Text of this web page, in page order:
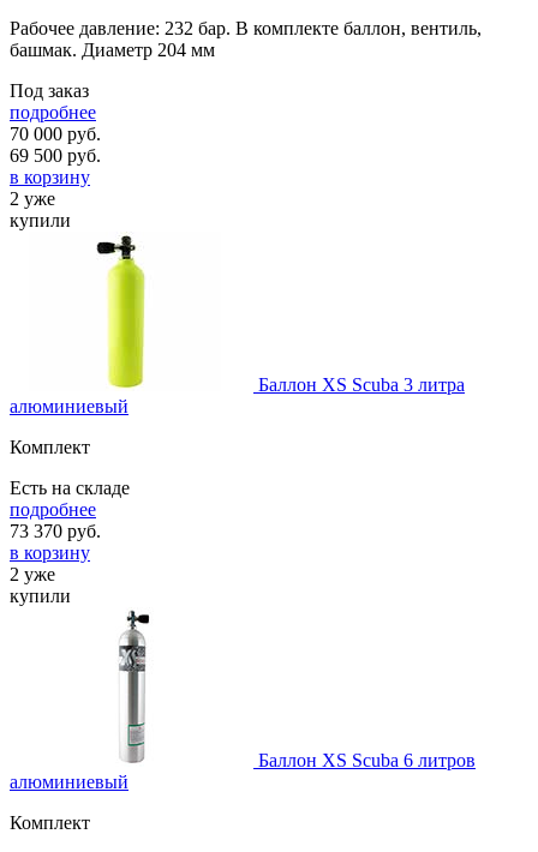
Рабочее давление: 232 бар. В комплекте баллон, вентиль,
башмак. Диаметр 204 мм
Под заказ
подробнее
70 000 руб.
69 500 руб.
в корзину
2 уже
купили
Баллон XS Scuba 3 литра
алюминиевый
Комплект
Есть на складе
подробнее
73 370 руб.
в корзину
2 уже
купили
Баллон XS Scuba 6 литров
алюминиевый
Комплект